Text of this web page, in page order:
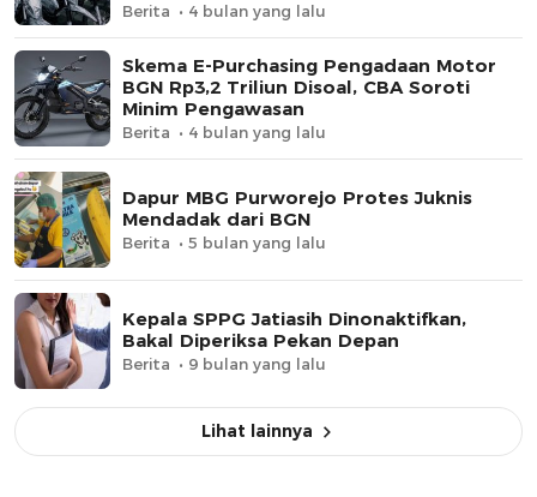
Berita 4 bulan yang lalu
Skema E-Purchasing Pengadaan Motor
BGN Rp3,2 Triliun Disoal, CBA Soroti
Minim Pengawasan
Berita 4 bulan yang lalu
Dapur MBG Purworejo Protes Juknis
Mendadak dari BGN
Berita 5 bulan yang lalu
Kepala SPPG Jatiasih Dinonaktifkan,
Bakal Diperiksa Pekan Depan
Berita 9 bulan yang lalu
Lihat lainnya